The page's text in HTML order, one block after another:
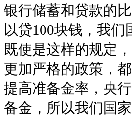
银行储蓄和贷款的
以贷100块钱，我
既使是这样的规定
更加严格的政策，
提高准备金率，央
备金，所以我们国